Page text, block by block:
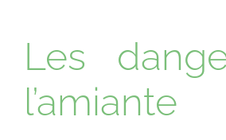
Les
l’amiante